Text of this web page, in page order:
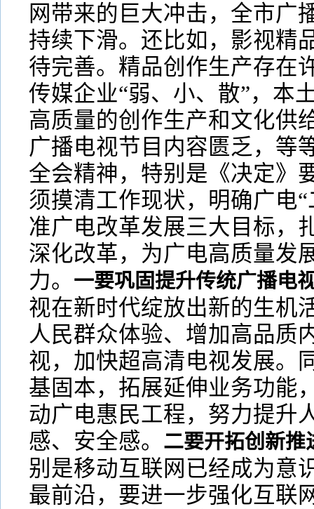
网带来的巨大冲击，全市广
持续下滑。还比如，影视精
待完善。精品创作生产存在
传媒企业“弱、小、散”，本
高质量的创作生产和文化供
广播电视节目内容匮乏，等
全会精神，特别是《决定》
须摸清工作现状，明确广电
准广电改革发展三大目标，
深化改革，为广电高质量发
力。 一要巩固提升传统广播电
视在新时代绽放出新的生机
人民群众体验、增加高品质
视，加快超高清电视发展。
基固本，拓展延伸业务功能
动广电惠民工程，努力提升
感、安全感。 二要开拓创新推
别是移动互联网已经成为意
最前沿，要进一步强化互联